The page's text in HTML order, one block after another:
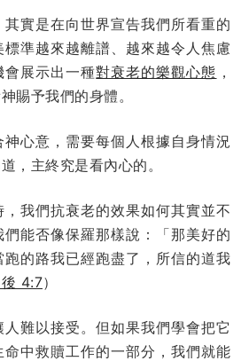
實是在向世界宣告我們所看重的
準越來越離譜、越來越令人焦慮
會展示出一種對衰老的樂觀心態 ，
賜予我們的身體。
心意，需要每個人根據自身情況
，主終究是看內心的。
我們抗衰老的效果如何其實並不
能否像保羅那樣說：「那美好的
的路我已經跑盡了，所信的道我
4:7）
難以接受。但如果我們學會把它
中救贖工作的一部分，我們就能